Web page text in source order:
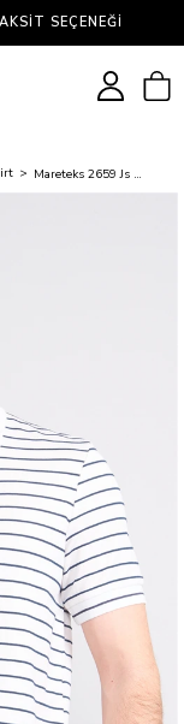
SEÇENEĞI
Mareteks 2659 Js Indıgo Erkek Polo Yaka Rıngel Interlok T-Shırt